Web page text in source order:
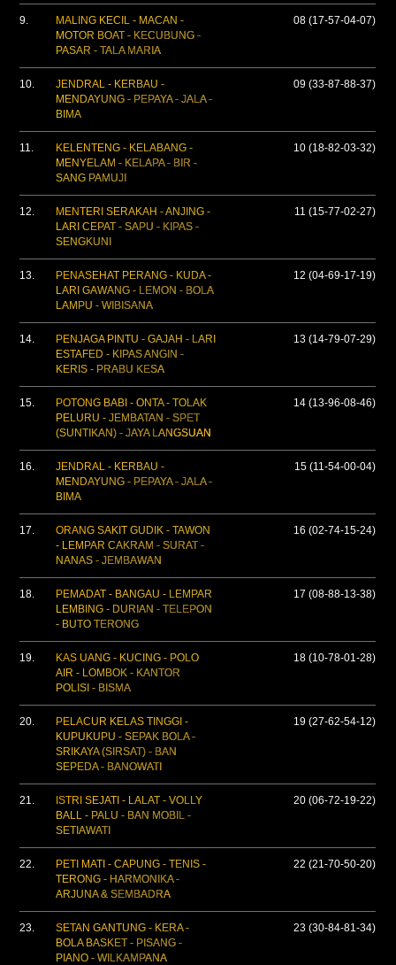
9.
MALING KECIL - MACAN -
MOTOR BOAT - KECUBUNG -
PASAR - TALA MARIA
08 (17-57-04-07)
10.
JENDRAL - KERBAU -
MENDAYUNG - PEPAYA - JALA -
BIMA
09 (33-87-88-37)
11.
KELENTENG - KELABANG -
MENYELAM - KELAPA - BIR -
SANG PAMUJI
10 (18-82-03-32)
12.
MENTERI SERAKAH - ANJING -
LARI CEPAT - SAPU - KIPAS -
SENGKUNI
11 (15-77-02-27)
13.
PENASEHAT PERANG - KUDA -
LARI GAWANG - LEMON - BOLA
LAMPU - WIBISANA
12 (04-69-17-19)
14.
PENJAGA PINTU - GAJAH - LARI
ESTAFED - KIPAS ANGIN -
KERIS - PRABU KESA
13 (14-79-07-29)
15.
POTONG BABI - ONTA - TOLAK
PELURU - JEMBATAN - SPET
(SUNTIKAN) - JAYA LANGSUAN
14 (13-96-08-46)
16.
JENDRAL - KERBAU -
MENDAYUNG - PEPAYA - JALA -
BIMA
15 (11-54-00-04)
17.
ORANG SAKIT GUDIK - TAWON
- LEMPAR CAKRAM - SURAT -
NANAS - JEMBAWAN
16 (02-74-15-24)
18.
PEMADAT - BANGAU - LEMPAR
LEMBING - DURIAN - TELEPON
- BUTO TERONG
17 (08-88-13-38)
19.
KAS UANG - KUCING - POLO
AIR - LOMBOK - KANTOR
POLISI - BISMA
18 (10-78-01-28)
20.
PELACUR KELAS TINGGI -
KUPUKUPU - SEPAK BOLA -
SRIKAYA (SIRSAT) - BAN
SEPEDA - BANOWATI
19 (27-62-54-12)
21.
ISTRI SEJATI - LALAT - VOLLY
BALL - PALU - BAN MOBIL -
SETIAWATI
20 (06-72-19-22)
22.
PETI MATI - CAPUNG - TENIS -
TERONG - HARMONIKA -
ARJUNA & SEMBADRA
22 (21-70-50-20)
23.
SETAN GANTUNG - KERA -
BOLA BASKET - PISANG -
PIANO - WILKAMPANA
23 (30-84-81-34)